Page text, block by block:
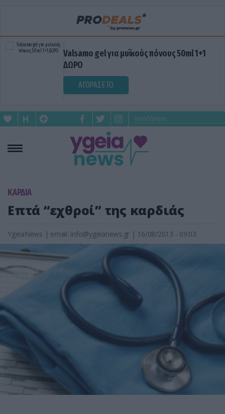
Valsamo gel για μυϊκούς πόνους 50ml 1+1
ΔΩΡΟ
ΑΓΟΡΑΣΕ ΤΟ
KΑΡΔΙΑ
Επτά “εχθροί” της καρδιάς
YgeiaNews | email: info@ygeianews.gr | 16/08/2013 - 09:03